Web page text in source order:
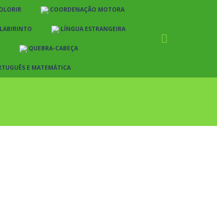
COORDENAÇÃO MOTORA
LABIRINTO LÍNGUA ESTRANGEIRA
QUEBRA-CABEÇA
E MATEMÁTICA